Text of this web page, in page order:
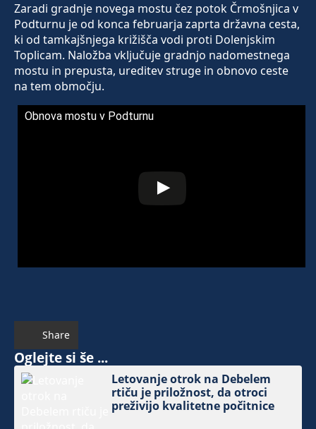
Zaradi gradnje novega mostu čez potok Črmošnjica v
Podturnu je od konca februarja zaprta državna cesta,
ki od tamkajšnjega križišča vodi proti Dolenjskim
Toplicam. Naložba vključuje gradnjo nadomestnega
mostu in prepusta, ureditev struge in obnovo ceste
na tem območju.
Obnova mostu v Podturnu
Share
Oglejte si še ...
Letovanje otrok na Debelem
rtiču je priložnost, da otroci
preživijo kvalitetne počitnice